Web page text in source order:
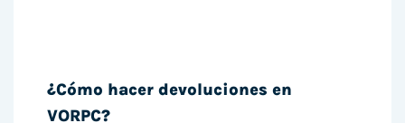
¿Cómo hacer devoluciones en
VORPC?